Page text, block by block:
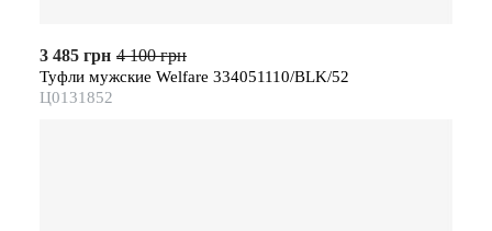
3 485 грн 4 100 грн
Туфли мужские Welfare 334051110/BLK/52
Ц0131852